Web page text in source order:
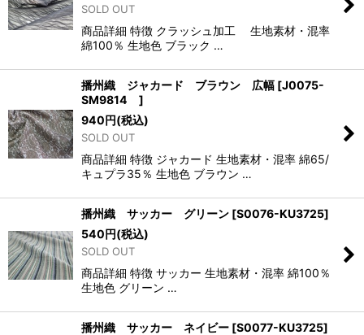
SOLD OUT
商品詳細 特徴 クラッシュ加工 生地素材・混率
綿100％ 生地色 ブラック …
播州織 ジャカード ブラウン 広幅 [J0075-
SM9814 ]
940円(税込)
SOLD OUT
商品詳細 特徴 ジャカード 生地素材・混率 綿65/
キュプラ35％ 生地色 ブラウン …
播州織 サッカー グリーン [S0076-KU3725]
540円(税込)
SOLD OUT
商品詳細 特徴 サッカー 生地素材・混率 綿100％
生地色 グリーン …
播州織 サッカー ネイビー [S0077-KU3725]